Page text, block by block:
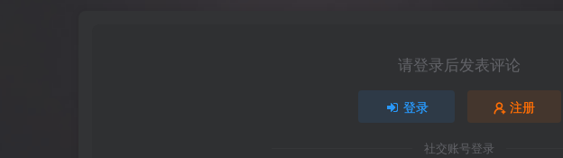
请登录后发表评论
登录 注册
社交账号登录